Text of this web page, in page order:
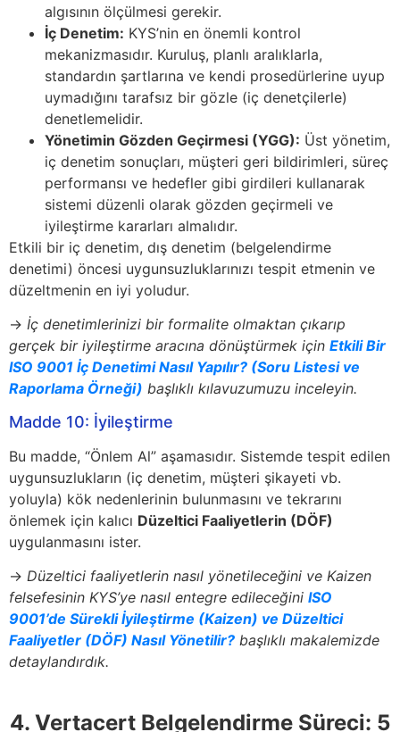
algısının ölçülmesi gerekir.
İç Denetim: KYS’nin en önemli kontrol
mekanizmasıdır. Kuruluş, planlı aralıklarla,
standardın şartlarına ve kendi prosedürlerine uyup
uymadığını tarafsız bir gözle (iç denetçilerle)
denetlemelidir.
Yönetimin Gözden Geçirmesi (YGG): Üst yönetim,
iç denetim sonuçları, müşteri geri bildirimleri, süreç
performansı ve hedefler gibi girdileri kullanarak
sistemi düzenli olarak gözden geçirmeli ve
iyileştirme kararları almalıdır.
Etkili bir iç denetim, dış denetim (belgelendirme
denetimi) öncesi uygunsuzluklarınızı tespit etmenin ve
düzeltmenin en iyi yoludur.
→ İç denetimlerinizi bir formalite olmaktan çıkarıp
gerçek bir iyileştirme aracına dönüştürmek için Etkili Bir
ISO 9001 İç Denetimi Nasıl Yapılır? (Soru Listesi ve
Raporlama Örneği) başlıklı kılavuzumuzu inceleyin.
Madde 10: İyileştirme
Bu madde, “Önlem Al” aşamasıdır. Sistemde tespit edilen
uygunsuzlukların (iç denetim, müşteri şikayeti vb.
yoluyla) kök nedenlerinin bulunmasını ve tekrarını
önlemek için kalıcı Düzeltici Faaliyetlerin (DÖF)
uygulanmasını ister.
→ Düzeltici faaliyetlerin nasıl yönetileceğini ve Kaizen
felsefesinin KYS’ye nasıl entegre edileceğini ISO
9001’de Sürekli İyileştirme (Kaizen) ve Düzeltici
Faaliyetler (DÖF) Nasıl Yönetilir? başlıklı makalemizde
detaylandırdık.
4. Vertacert Belgelendirme Süreci: 5